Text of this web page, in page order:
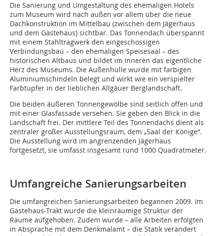
Die Sanierung und Umgestaltung des ehemaligen Hotels
zum Museum wird nach außen vor allem über die neue
Dachkonstruktion im Mittelbau (zwischen dem Jägerhaus
und dem Gästehaus) sichtbar. Das Tonnendach überspannt
mit einem Stahltragwerk den eingeschossigen
Verbindungsbau – den ehemaligen Speisesaal – des
historischen Altbaus und bildet im Inneren das eigentliche
Herz des Museums. Die Außenhülle wurde mit farbigen
Aluminiumschindeln belegt und wirkt wie ein verspielter
Farbtupfer in der lieblichen Allgäuer Berglandschaft.
Die beiden äußeren Tonnengewölbe sind seitlich offen und
mit einer Glasfassade versehen. Sie geben den Blick in die
Landschaft frei. Der mittlere Teil des Tonnendachs dient als
zentraler großer Ausstellungsraum, dem „Saal der Könige“.
Die Ausstellung wird im angrenzenden Jägerhaus
fortgesetzt, sie umfasst insgesamt rund 1000 Quadratmeter.
Umfangreiche Sanierungsarbeiten
Die umfangreichen Sanierungsarbeiten begannen 2009. Im
Gästehaus-Trakt wurde die kleinräumige Struktur der
Räume aufgehoben. Zudem wurde – alle Arbeiten erfolgten
in Absprache mit dem Denkmalamt – die Statik verändert